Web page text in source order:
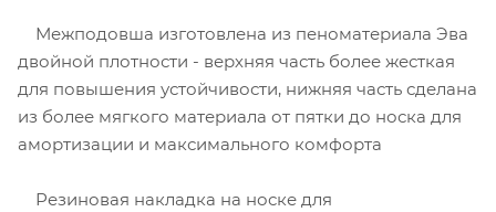
Межподовша изготовлена из пеноматериала Эва
двойной плотности - верхняя часть более жесткая
для повышения устойчивости, нижняя часть сделана
из более мягкого материала от пятки до носка для
амортизации и максимального комфорта
Резиновая накладка на носке для